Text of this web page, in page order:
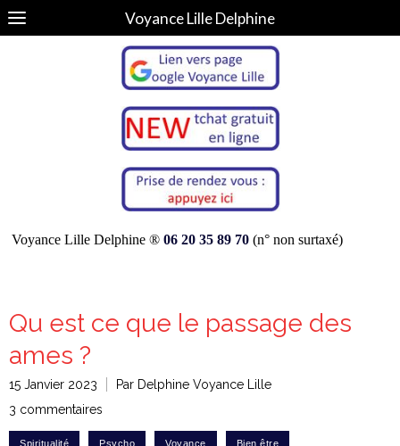
Voyance Lille Delphine
Voyance Lille Delphine ® 06 20 35 89 70 (n° non surtaxé)
Qu est ce que le passage des
ames ?
15 Janvier 2023
Par Delphine Voyance Lille
3 commentaires